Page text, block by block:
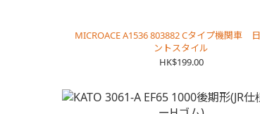
MICROACE A1536 803882 Cタイプ機関車
ントスタイル
HK$199.00